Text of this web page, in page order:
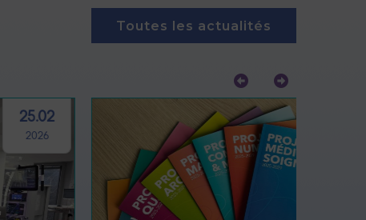
Toutes les actualités
07.07
2025